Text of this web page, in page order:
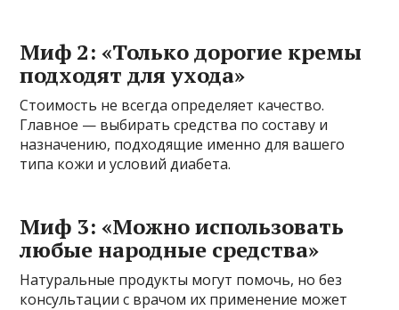
Миф 2: «Только дорогие кремы
подходят для ухода»
Стоимость не всегда определяет качество.
Главное — выбирать средства по составу и
назначению, подходящие именно для вашего
типа кожи и условий диабета.
Миф 3: «Можно использовать
любые народные средства»
Натуральные продукты могут помочь, но без
консультации с врачом их применение может